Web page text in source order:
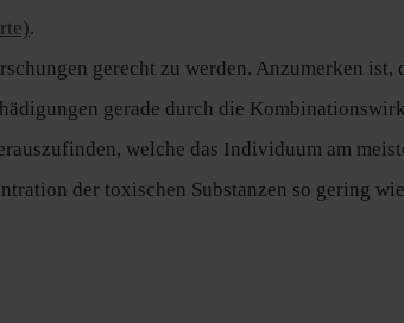
.
gerecht zu werden. Anzumerken
gerade durch die
welche das Individuum am
der toxischen Substanzen so gering